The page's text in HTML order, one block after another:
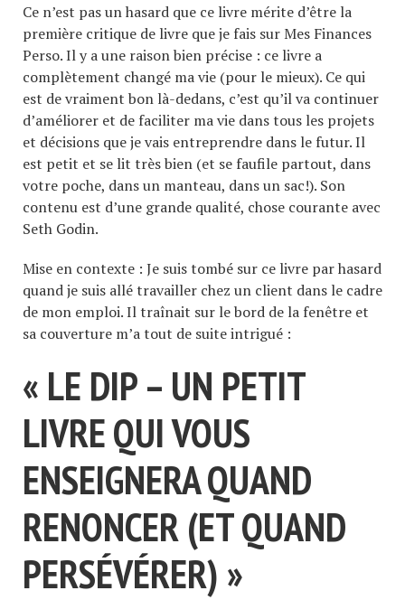
Ce n’est pas un hasard que ce livre mérite d’être la
première critique de livre que je fais sur Mes Finances
Perso. Il y a une raison bien précise : ce livre a
complètement changé ma vie (pour le mieux). Ce qui
est de vraiment bon là-dedans, c’est qu’il va continuer
d’améliorer et de faciliter ma vie dans tous les projets
et décisions que je vais entreprendre dans le futur. Il
est petit et se lit très bien (et se faufile partout, dans
votre poche, dans un manteau, dans un sac!). Son
contenu est d’une grande qualité, chose courante avec
Seth Godin.
Mise en contexte : Je suis tombé sur ce livre par hasard
quand je suis allé travailler chez un client dans le cadre
de mon emploi. Il traînait sur le bord de la fenêtre et
sa couverture m’a tout de suite intrigué :
« LE DIP – UN PETIT
LIVRE QUI VOUS
ENSEIGNERA QUAND
RENONCER (ET QUAND
PERSÉVÉRER) »